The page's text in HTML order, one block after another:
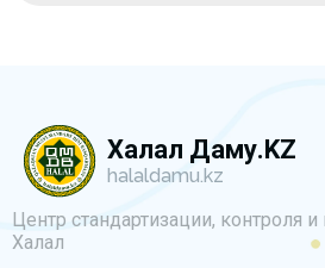
Халал Даму.KZ
halaldamu.kz
Центр стандартизации, контроля
Халал